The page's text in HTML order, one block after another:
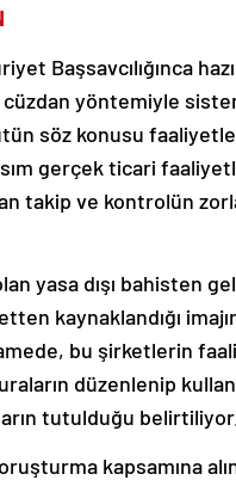
Başsavcılığınca
cüzdan yöntemiyle
söz konusu faaliyetler
gerçek ticari
takip ve kontrolün
yasa dışı bahisten
kaynaklandığı
bu şirketlerin
düzenlenip
tutulduğu belirtiliyor.
kapsamına